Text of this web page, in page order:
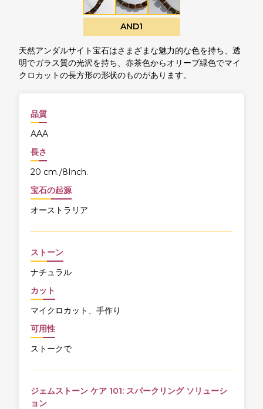
AND1
天然アンダルサイト宝石はさまざまな魅力的な色を持ち、透
明でガラス質の光沢を持ち、赤茶色からオリーブ緑色でマイ
クロカットの長方形の形状のものがあります。
品質
AAA
長さ
20 cm./8Inch.
宝石の起源
オーストラリア
ストーン
ナチュラル
カット
マイクロカット、手作り
可用性
ストークで
ジェムストーン ケア 101: スパークリング ソリューシ
ョン